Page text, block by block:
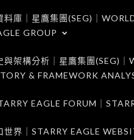
庫｜星鷹集團(SEG)｜
GROUP
架構分析｜星鷹集團(SEG)
& FRAMEWORK
EAGLE FORUM｜
界｜STARRY EAGLE